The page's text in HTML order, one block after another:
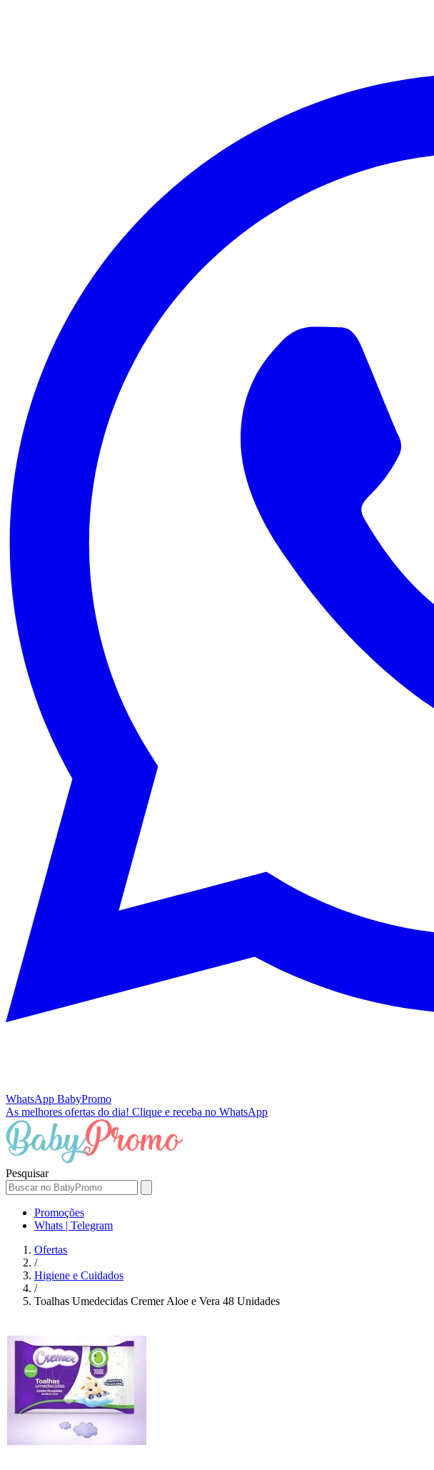
WhatsApp BabyPromo
As melhores ofertas do dia! Clique e receba no WhatsApp
Pesquisar
Promoções
Whats | Telegram
Ofertas
/
Higiene e Cuidados
/
Toalhas Umedecidas Cremer Aloe e Vera 48 Unidades